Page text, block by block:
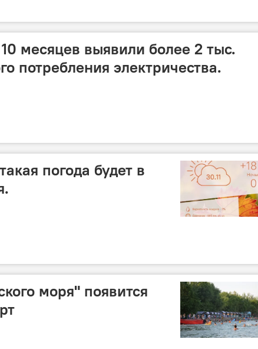
месяцев выявили более 2 тыс.
потребления электричества.
погода будет в
моря" появится